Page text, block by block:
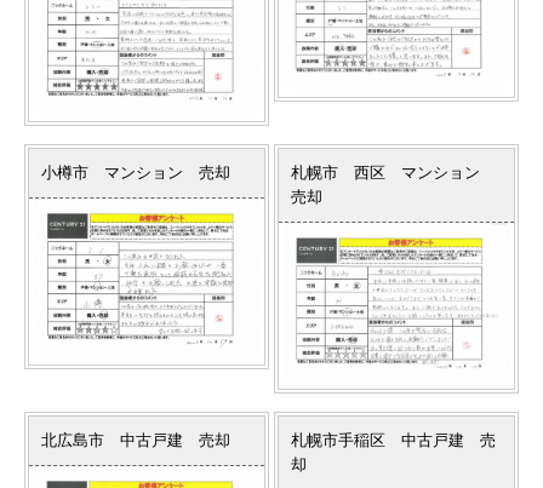
小樽市 マンション 売却
札幌市 西区 マンション
売却
北広島市 中古戸建 売却
札幌市手稲区 中古戸建 売
却